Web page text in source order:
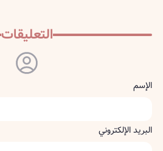
التعليقات
الإسم
البريد الإلكتروني